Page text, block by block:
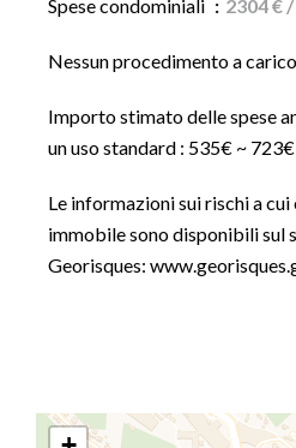
Spese condominiali 2304 €
Nessun procedimento a carico
Importo stimato delle spese
un uso standard : 535€ ~ 723€
Le informazioni sui rischi a
immobile sono disponibili sul
Georisques: